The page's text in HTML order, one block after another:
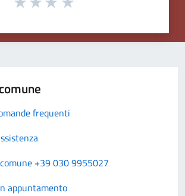
frequenti
+39 030 9955027
appuntamento